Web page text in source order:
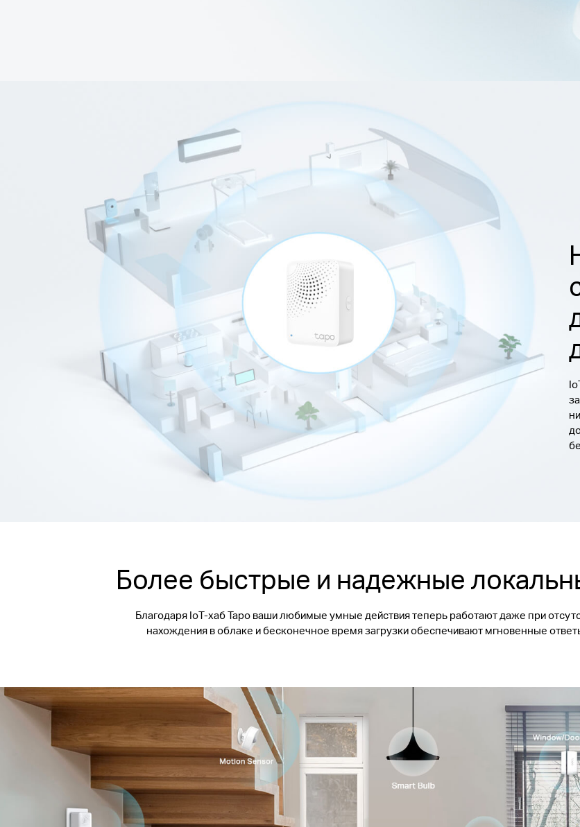
Более быстрые и надежные
Благодаря IoT-хаб Tapo ваши любимые умные действия теперь работают даже при
нахождения в облаке и бесконечное время загрузки обеспечивают мгновенные